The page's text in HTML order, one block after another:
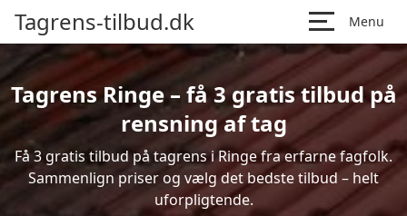
Tagrens-tilbud.dk Menu
Tagrens Ringe – få 3 gratis tilbud på
rensning af tag
Få 3 gratis tilbud på tagrens i Ringe fra erfarne fagfolk.
Sammenlign priser og vælg det bedste tilbud – helt
uforpligtende.